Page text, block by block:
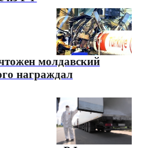
молдавский
награждал